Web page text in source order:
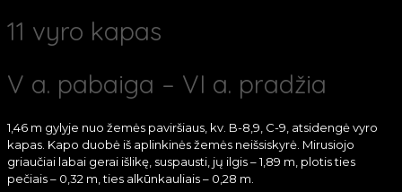
11 vyro kapas
V a. pabaiga – VI a. pradžia
1,46 m gylyje nuo žemės paviršiaus, kv. B-8,9, C-9, atsidengė vyro
kapas. Kapo duobė iš aplinkinės žemės neišsiskyrė. Mirusiojo
griaučiai labai gerai išlikę, suspausti, jų ilgis – 1,89 m, plotis ties
pečiais – 0,32 m, ties alkūnkauliais – 0,28 m.